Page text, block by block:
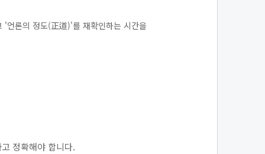
'언론의 정도(正道)'를 재확인하는 시간을
정확해야 합니다.